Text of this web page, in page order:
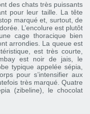
des chats très puissants
pour leur taille. La tête
marqué et, surtout, de
L’encolure est plutôt
cage thoracique bien
arrondies. La queue est
est très courte,
est noir de jais, le
typique appelée sépia,
pour s’intensifier aux
très marqué. Quatre
(zibeline), le chocolat